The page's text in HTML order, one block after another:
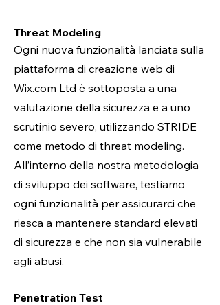
Threat Modeling
Ogni nuova funzionalità lanciata sulla
piattaforma di creazione web di
Wix.com Ltd è sottoposta a una
valutazione della sicurezza e a uno
scrutinio severo, utilizzando STRIDE
come metodo di threat modeling.
All’interno della nostra metodologia
di sviluppo dei software, testiamo
ogni funzionalità per assicurarci che
riesca a mantenere standard elevati
di sicurezza e che non sia vulnerabile
agli abusi.
Penetration Test